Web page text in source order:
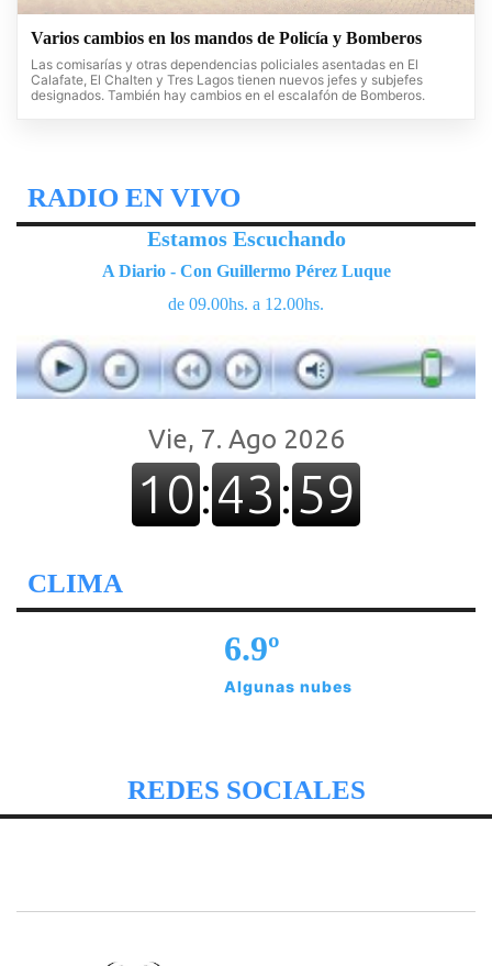
Varios cambios en los mandos de Policía y Bomberos
Las comisarías y otras dependencias policiales asentadas en El
Calafate, El Chalten y Tres Lagos tienen nuevos jefes y subjefes
designados. También hay cambios en el escalafón de Bomberos.
RADIO EN VIVO
Estamos Escuchando
A Diario - Con Guillermo Pérez Luque
de 09.00hs. a 12.00hs.
CLIMA
6.9º
Algunas nubes
REDES SOCIALES